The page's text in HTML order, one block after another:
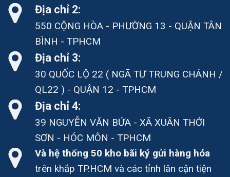
Địa chỉ 2:
550 CỘNG HÒA - PHƯỜNG 13 - QUẬN TÂN
BÌNH - TPHCM
Địa chỉ 3:
30 QUỐC LỘ 22 ( NGÃ TƯ TRUNG CHÁNH /
QL22 ) - QUẬN 12 - TPHCM
Địa chỉ 4:
39 NGUYỄN VĂN BỨA - XÃ XUÂN THỚI
SƠN - HÓC MÔN - TPHCM
Và hệ thống 50 kho bãi ký gửi hàng hóa
trên khắp TP.HCM và các tỉnh lân cận tiện